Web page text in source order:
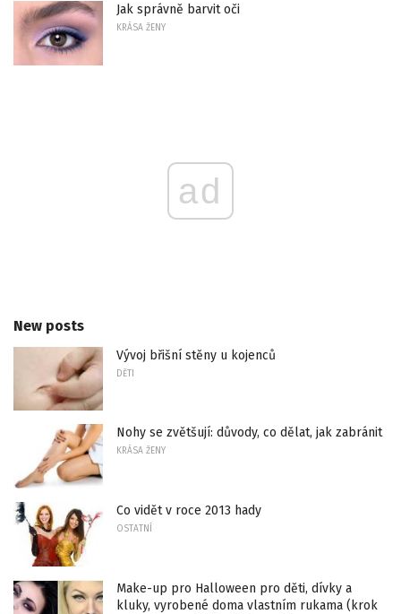
Jak správně barvit oči
KRÁSA ŽENY
ad
New posts
Vývoj břišní stěny u kojenců
DĚTI
Nohy se zvětšují: důvody, co dělat, jak zabránit
KRÁSA ŽENY
Co vidět v roce 2013 hady
OSTATNÍ
Make-up pro Halloween pro děti, dívky a
kluky, vyrobené doma vlastním rukama (krok